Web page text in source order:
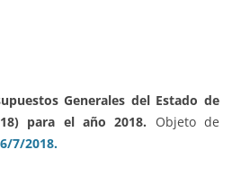
Generales del Estado de
para el año 2018. Objeto de
7/2018.